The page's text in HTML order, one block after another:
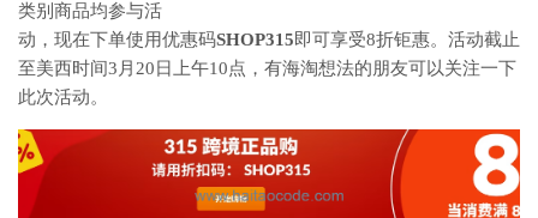
类别商品均参与活
动，现在下单使用优惠码SHOP315即可享受8折钜惠。活动截止
至美西时间3月20日上午10点，有海淘想法的朋友可以关注一下
此次活动。